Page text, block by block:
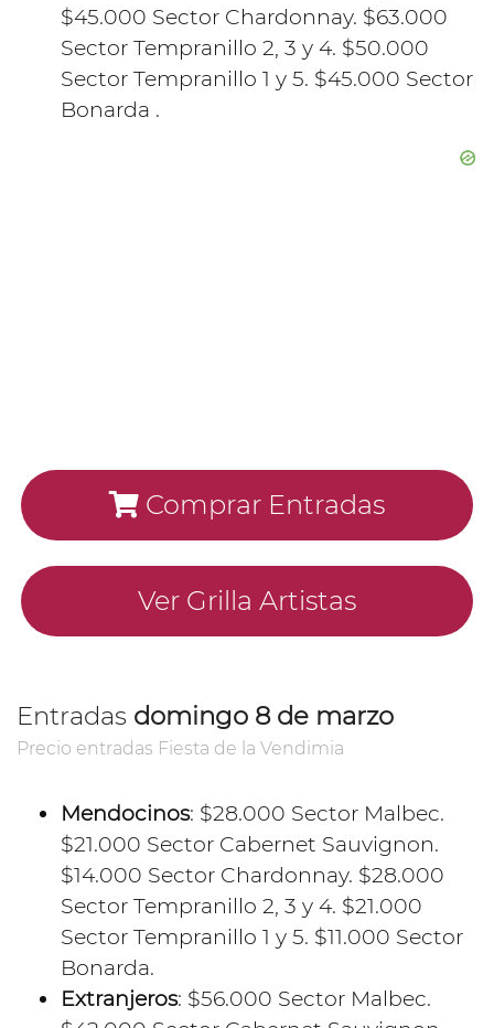
$45.000 Sector Chardonnay. $63.000
Sector Tempranillo 2, 3 y 4. $50.000
Sector Tempranillo 1 y 5. $45.000 Sector
Bonarda .
Comprar Entradas
Ver Grilla Artistas
Entradas domingo 8 de marzo
Precio entradas Fiesta de la Vendimia
Mendocinos: $28.000 Sector Malbec.
$21.000 Sector Cabernet Sauvignon.
$14.000 Sector Chardonnay. $28.000
Sector Tempranillo 2, 3 y 4. $21.000
Sector Tempranillo 1 y 5. $11.000 Sector
Bonarda.
Extranjeros: $56.000 Sector Malbec.